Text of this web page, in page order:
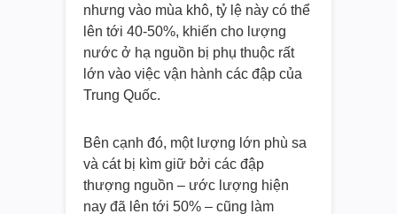
nhưng vào mùa khô, tỷ lệ này có thể
lên tới 40-50%, khiến cho lượng
nước ở hạ nguồn bị phụ thuộc rất
lớn vào việc vận hành các đập của
Trung Quốc.
Bên cạnh đó, một lượng lớn phù sa
và cát bị kìm giữ bởi các đập
thượng nguồn – ước lượng hiện
nay đã lên tới 50% – cũng làm